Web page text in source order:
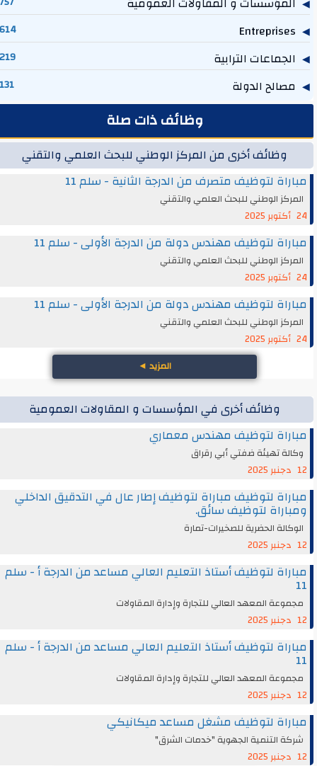
Entreprises
614
الجماعات الترابية 219
مصالح الدولة 131
وظائف ذات صلة
وظائف أخرى من المركز الوطني للبحث العلمي والتقني
مباراة لتوظيف متصرف من الدرجة الثانية - سلم 11
المركز الوطني للبحث العلمي والتقني
24 أكتوبر 2025
مباراة لتوظيف مهندس دولة من الدرجة الأولى - سلم 11
المركز الوطني للبحث العلمي والتقني
24 أكتوبر 2025
مباراة لتوظيف مهندس دولة من الدرجة الأولى - سلم 11
المركز الوطني للبحث العلمي والتقني
24 أكتوبر 2025
المزيد◄
وظائف أخرى في المؤسسات و المقاولات العمومية
مباراة لتوظيف مهندس معماري
وكالة تهيئة ضفتي أبي رقراق
12 دجنبر 2025
مباراة لتوظيف مباراة لتوظيف إطار عال في التدقيق الداخلي
ومباراة لتوظيف سائق.
الوكالة الحضرية للصخيرات-تمارة
12 دجنبر 2025
مباراة لتوظيف أستاذ التعليم العالي مساعد من الدرجة أ - سلم
11
مجموعة المعهد العالي للتجارة وإدارة المقاولات
12 دجنبر 2025
مباراة لتوظيف أستاذ التعليم العالي مساعد من الدرجة أ - سلم
11
مجموعة المعهد العالي للتجارة وإدارة المقاولات
12 دجنبر 2025
مباراة لتوظيف مشغل مساعد ميكانيكي
شركة التنمية الجهوية "خدمات الشرق"
12 دجنبر 2025